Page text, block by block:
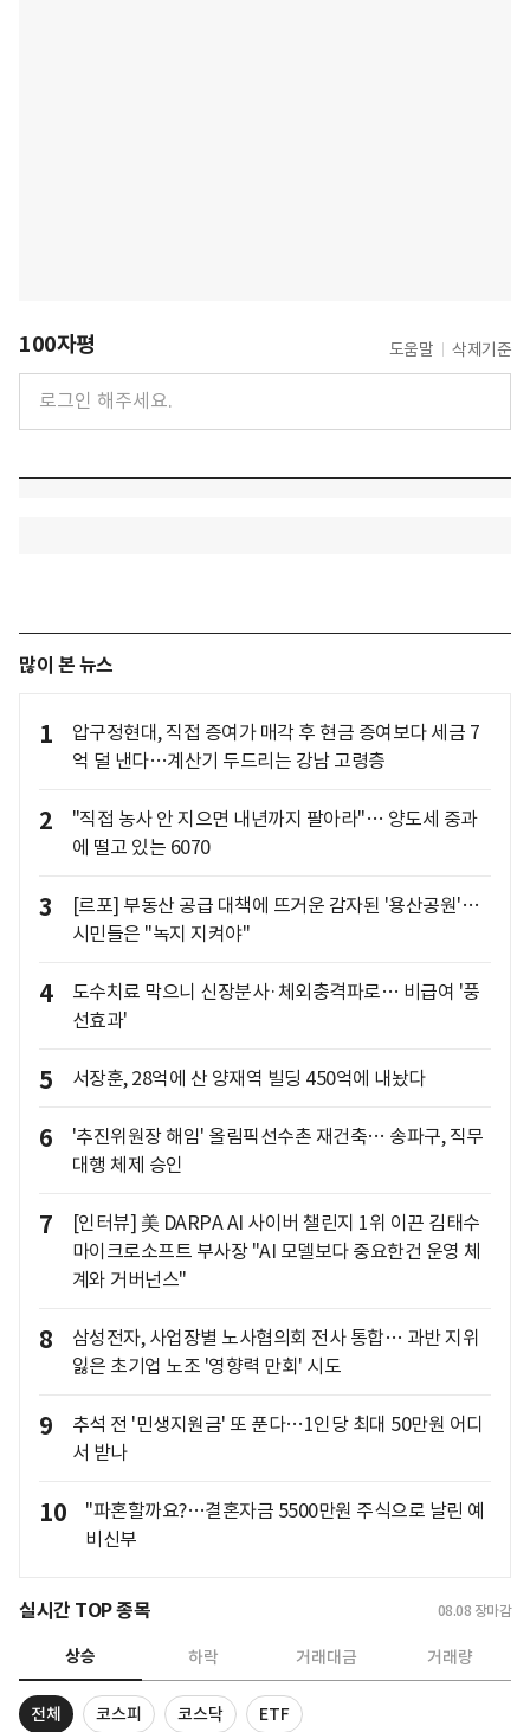
100자평 도움말 삭제기준
많이 본 뉴스
1
압구정현대, 직접 증여가 매각 후 현금 증여보다 세금 7
억 덜 낸다…계산기 두드리는 강남 고령층
2
"직접 농사 안 지으면 내년까지 팔아라"… 양도세 중과
에 떨고 있는 6070
3
[르포] 부동산 공급 대책에 뜨거운 감자된 '용산공원'…
시민들은 "녹지 지켜야"
4
도수치료 막으니 신장분사·체외충격파로… 비급여 '풍
선효과'
5 서장훈, 28억에 산 양재역 빌딩 450억에 내놨다
6
'추진위원장 해임' 올림픽선수촌 재건축… 송파구, 직무
대행 체제 승인
7
[인터뷰] 美 DARPA AI 사이버 챌린지 1위 이끈 김태수
마이크로소프트 부사장 "AI 모델보다 중요한건 운영 체
계와 거버넌스"
8
삼성전자, 사업장별 노사협의회 전사 통합… 과반 지위
잃은 초기업 노조 '영향력 만회' 시도
9
추석 전 '민생지원금' 또 푼다…1인당 최대 50만원 어디
서 받나
10
"파혼할까요?…결혼자금 5500만원 주식으로 날린 예
비신부
실시간 TOP 종목 08.08 장마감
상승 하락 거래대금 거래량
전체 코스피 코스닥 ETF